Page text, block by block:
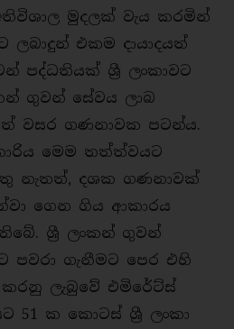
අතිවිශාල මුදලක් වැය කරමින්
ලබාදුන් එකම දායාදයත්
පද්ධතියක් ශ්‍රී ලංකාවට
ගුවන් සේවය ලාබ
වසර ගණනාවක පටන්ය.
මෙම තත්ත්වයට
නැතත්, දශක ගණනාවක්
ගෙන ගිය ආකාරය
ශ්‍රී ලංකන් ගුවන්
පවරා ගැනීමට පෙර එහි
ලැබුවේ එමිරේට්ස්
51 ක කොටස් ශ්‍රී ලංකා